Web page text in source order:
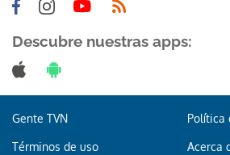
Descubre nuestras apps:
Gente TVN Política
Términos de uso Acerca